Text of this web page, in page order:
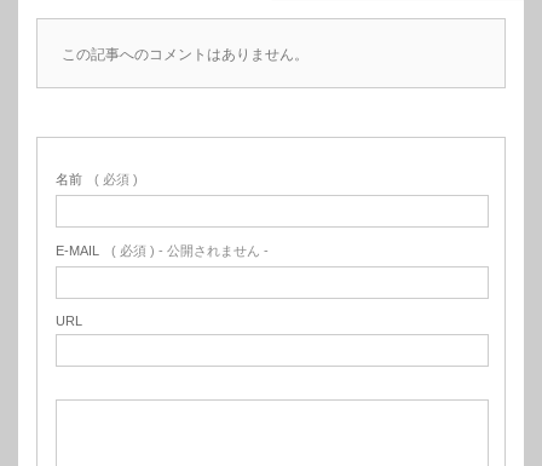
この記事へのコメントはありません。
名前 ( 必須 )
E-MAIL ( 必須 ) - 公開されません -
URL